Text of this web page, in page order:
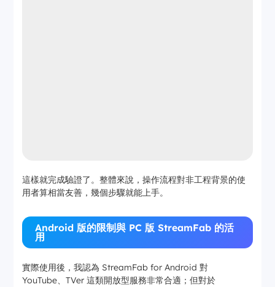
這樣就完成驗證了。整體來說，操作流程對非工程背景的使
用者算相當友善，幾個步驟就能上手。
Android 版的限制與 PC 版 StreamFab 的活
用
實際使用後，我認為 StreamFab for Android 對
YouTube、TVer 這類開放型服務非常合適；但對於